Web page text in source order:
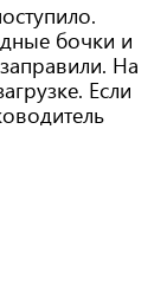
бочки и
На
Если